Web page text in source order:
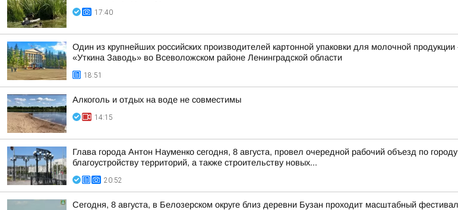
17:40
Один из крупнейших российских производителей картонной упаковки для молочной
«Уткина Заводь» во Всеволожском районе Ленинградской области
18:51
Алкоголь и отдых на воде не совместимы
14:15
Глава города Антон Науменко сегодня, 8 августа, провел очередной рабочий объезд по
благоустройству территорий, а также строительству новых...
20:52
Сегодня, 8 августа, в Белозерском округе близ деревни Бузан проходит масштабный